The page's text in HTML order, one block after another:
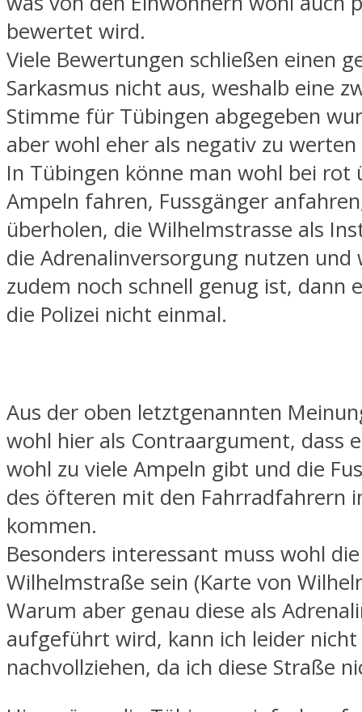
bewertet wird.
Viele Bewertungen schließen einen
Sarkasmus nicht aus, weshalb eine
Stimme für Tübingen abgegeben
aber wohl eher als negativ zu
In Tübingen könne man wohl bei rot
Ampeln fahren, Fussgänger
überholen, die Wilhelmstrasse als
die Adrenalinversorgung nutzen und
zudem noch schnell genug ist, dann
die Polizei nicht einmal.
Aus der oben letztgenannten
wohl hier als Contraargument, dass
wohl zu viele Ampeln gibt und die
des öfteren mit den Fahrradfahrern
kommen.
Besonders interessant muss wohl die
Wilhelmstraße sein (Karte von
Warum aber genau diese als
aufgeführt wird, kann ich leider nicht
nachvollziehen, da ich diese Straße